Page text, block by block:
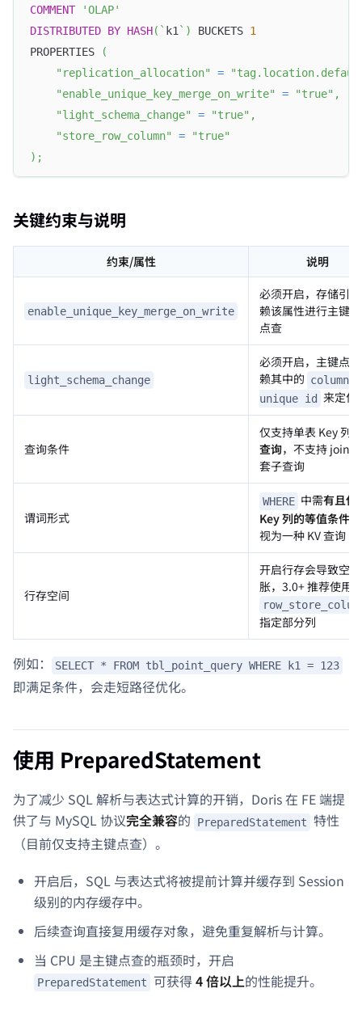
COMMENT
'OLAP'
DISTRIBUTED BY HASH( ` k1 ` ) BUCKETS 1
PROPERTIES
(
"replication_allocation"
=
"enable_unique_key_merge_on_write"
= "true" ,
"light_schema_change"
= "true" ,
"store_row_column"
=
"true"
) ;
关键约束与说明
约束/属性 说明
enable_unique_key_merge_on_write
必须开启，存储引
赖该属性进行主键
点查
light_schema_change
必须开启，主键点
赖其中的 column
unique id 来定位
查询条件
仅支持单表 Key 列
查询，不支持 join
套子查询
谓词形式
WHERE 中需有且仅
Key 列的等值条件
视为一种 KV 查询
行存空间
开启行存会导致空
胀，3.0+ 推荐使用
指定部分列
例如： SELECT * FROM tbl_point_query WHERE k1 = 123
即满足条件，会走短路径优化。
使用 PreparedStatement
为了减少 SQL 解析与表达式计算的开销，Doris 在 FE 端提
供了与 MySQL 协议完全兼容的 PreparedStatement 特性
（目前仅支持主键点查）。
开启后，SQL 与表达式将被提前计算并缓存到 Session
级别的内存缓存中。
后续查询直接复用缓存对象，避免重复解析与计算。
当 CPU 是主键点查的瓶颈时，开启
PreparedStatement 可获得4 倍以上的性能提升。